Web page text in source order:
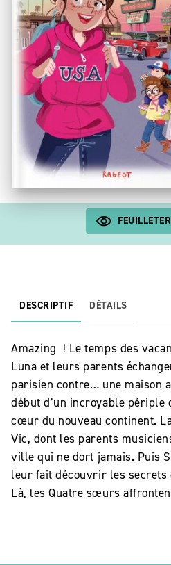
FEUILLETER
DESCRIPTIF DÉTAILS
Amazing ! Le temps des
Luna et leurs parents
parisien contre… une maison
début d’un incroyable
cœur du nouveau continent.
Vic, dont les parents
ville qui ne dort jamais. Puis
leur fait découvrir les secrets
Là, les Quatre sœurs